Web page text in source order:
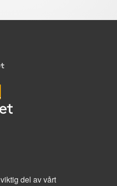
del av vårt